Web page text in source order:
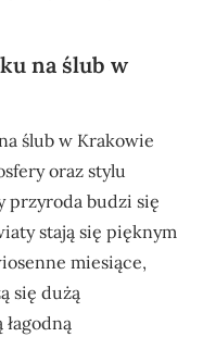
na ślub w
ślub w Krakowie
oraz stylu
przyroda budzi się
stają się pięknym
miesiące,
się dużą